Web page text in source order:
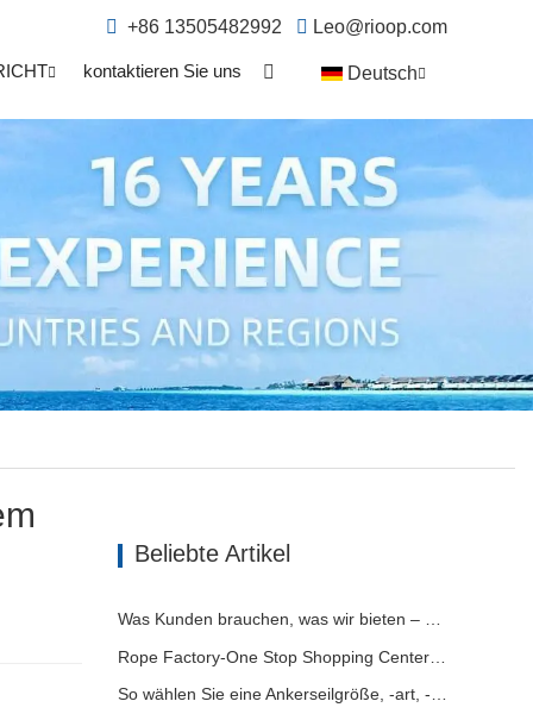
+86 13505482992 Leo@rioop.com
kontaktieren Sie uns Deutsch
Beliebte Artikel
Was Kunden brauchen, was wir bieten – Tai an Rope Ltd
Rope Factory-One Stop Shopping Center-Tai an Rope LTD